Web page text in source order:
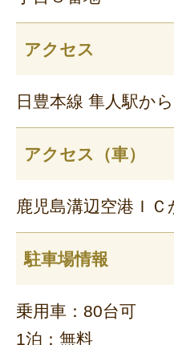
アクセス
日豊本線 隼人駅か
アクセス（車）
鹿児島溝辺空港ＩＣ
駐車場情報
乗用車：80台可
1泊：無料